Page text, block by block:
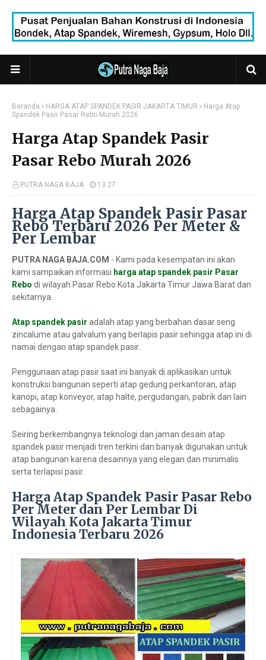
Beranda HARGA ATAP SPANDEK PASIR JAKARTA TIMUR
Harga Atap
Spandek Pasir Pasar Rebo Murah 2026
Harga Atap Spandek Pasir
Pasar Rebo Murah 2026
PUTRA NAGA BAJA 13.27
Harga Atap Spandek Pasir Pasar
Rebo Terbaru 2026 Per Meter &
Per Lembar
PUTRA NAGA BAJA.COM - Kami pada kesempatan ini akan
kami sampaikan informasi harga atap spandek pasir Pasar
Rebo di wilayah Pasar Rebo Kota Jakarta Timur Jawa Barat dan
sekitarnya.
Atap spandek pasir adalah atap yang berbahan dasar seng
zincalume atau galvalum yang berlapis pasir sehingga atap ini di
namai dengan atap spandek pasir.
Penggunaan atap pasir saat ini banyak di aplikasikan untuk
konstruksi bangunan seperti atap gedung perkantoran, atap
kanopi, atap konveyor, atap halte, pergudangan, pabrik dan lain
sebagainya.
Seiring berkembangnya teknologi dan jaman desain atap
spandek pasir menjadi tren terkini dan banyak digunakan untuk
atap bangunan karena desainnya yang elegan dan minimalis
serta terlapisi pasir.
Harga Atap Spandek Pasir Pasar Rebo
Per Meter dan Per Lembar Di
Wilayah Kota Jakarta Timur
Indonesia Terbaru 2026